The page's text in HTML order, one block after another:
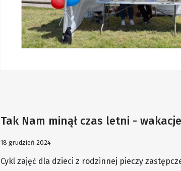
Tak Nam minął czas letni -
18 grudzień 2024
Cykl zajęć dla dzieci z rodzinnej pieczy